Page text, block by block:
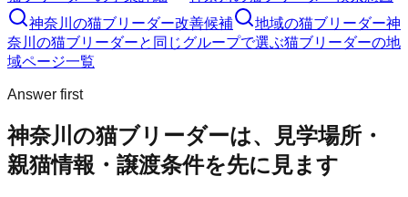
神奈川の猫ブリーダー改善候補
地域の猫ブリーダー神
奈川の猫ブリーダーと同じグループで選ぶ猫ブリーダーの地
域ページ一覧
Answer first
神奈川の猫ブリーダーは、見学場所・
親猫情報・譲渡条件を先に見ます